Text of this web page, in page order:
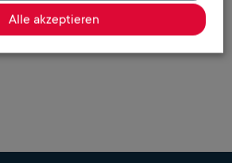
Alle akzeptieren